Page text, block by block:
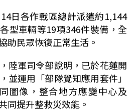
日各作戰區總計派遣約1,144
型車輛等19項346件裝備，全
助民眾恢復正常生活。
陸軍司令部說明，已於花蓮開
並運用「部隊覺知應用套件」
圖像，整合地方應變中心及
同提升整救災效能。